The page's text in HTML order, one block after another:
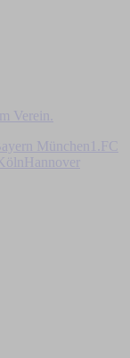
Verein.
München
1.FC
Hannover